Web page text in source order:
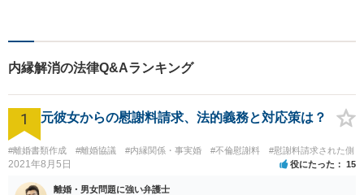
お気軽にご相談下さい。
内縁解消の法律Q&Aランキング
1 元彼女からの慰謝料請求、法的義務と対応策は？
#離婚書類作成 #離婚協議 #内縁関係・事実婚 #不倫慰謝料 #慰謝料請求された側
2021年8月5日 役にたった 15
離婚・男女問題に強い弁護士